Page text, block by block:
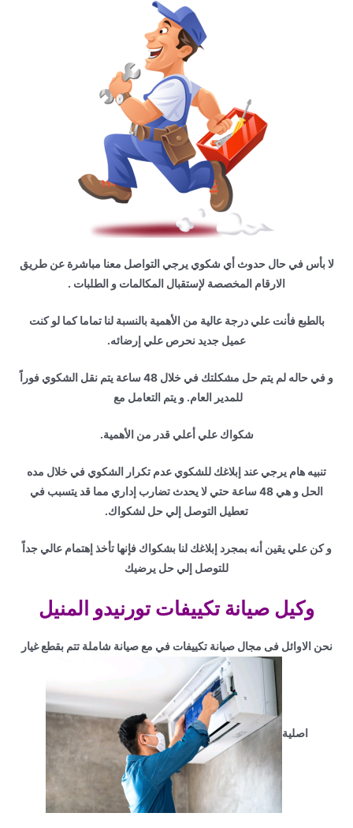
لا بأس في حال حدوث أي شكوي يرجي التواصل معنا مباشرة عن طريق
الارقام المخصصة لإستقبال المكالمات و الطلبات .
بالطبع فأنت علي درجة عالية من الأهمية بالنسبة لنا تماما كما لو كنت
عميل جديد نحرص علي إرضائه.
و في حاله لم يتم حل مشكلتك في خلال 48 ساعة يتم نقل الشكوي فوراً
للمدير العام. و يتم التعامل مع
شكواك علي أعلي قدر من الأهمية.
تنبيه هام يرجي عند إبلاغك للشكوي عدم تكرار الشكوي في خلال مده
الحل و هي 48 ساعة حتي لا يحدث تضارب إداري مما قد يتسبب في
تعطيل التوصل إلي حل لشكواك.
و كن علي يقين أنه بمجرد إبلاغك لنا بشكواك فإنها تأخذ إهتمام عالي جداً
للتوصل إلي حل يرضيك
وكيل صيانة تكييفات تورنيدو المنيل
نحن الاوائل فى مجال صيانة تكييفات في مع صيانة شاملة تتم بقطع غيار
اصلية